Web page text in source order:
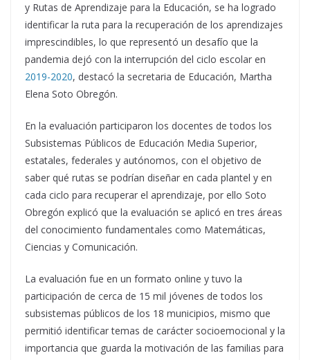
y Rutas de Aprendizaje para la Educación, se ha logrado
identificar la ruta para la recuperación de los aprendizajes
imprescindibles, lo que representó un desafío que la
pandemia dejó con la interrupción del ciclo escolar en
2019-2020, destacó la secretaria de Educación, Martha
Elena Soto Obregón.
En la evaluación participaron los docentes de todos los
Subsistemas Públicos de Educación Media Superior,
estatales, federales y autónomos, con el objetivo de
saber qué rutas se podrían diseñar en cada plantel y en
cada ciclo para recuperar el aprendizaje, por ello Soto
Obregón explicó que la evaluación se aplicó en tres áreas
del conocimiento fundamentales como Matemáticas,
Ciencias y Comunicación.
La evaluación fue en un formato online y tuvo la
participación de cerca de 15 mil jóvenes de todos los
subsistemas públicos de los 18 municipios, mismo que
permitió identificar temas de carácter socioemocional y la
importancia que guarda la motivación de las familias para